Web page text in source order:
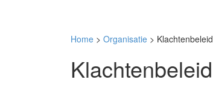
Home > Organisatie > Klachtenbeleid
Klachtenbeleid